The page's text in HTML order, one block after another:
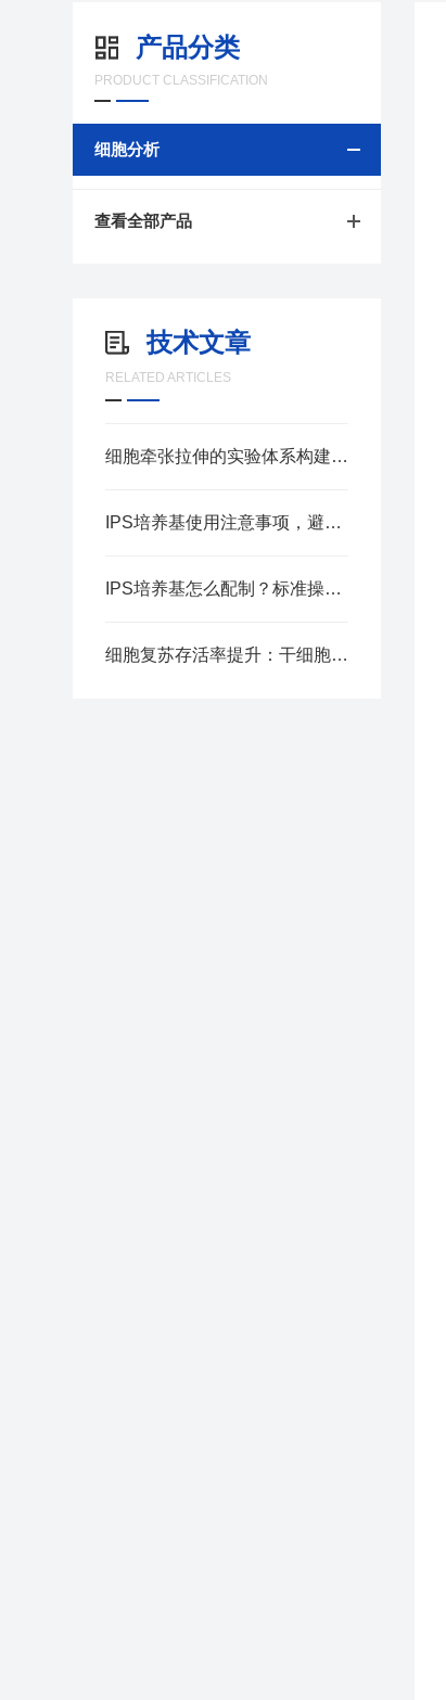
产品分类
PRODUCT CLASSIFICATION
细胞分析
查看全部产品
技术文章
RELATED ARTICLES
细胞牵张拉伸的实验体系构建要点
IPS培养基使用注意事项，避免菌落检测误差
IPS培养基怎么配制？标准操作步骤汇总
细胞复苏存活率提升：干细胞冻存液应用实操指南